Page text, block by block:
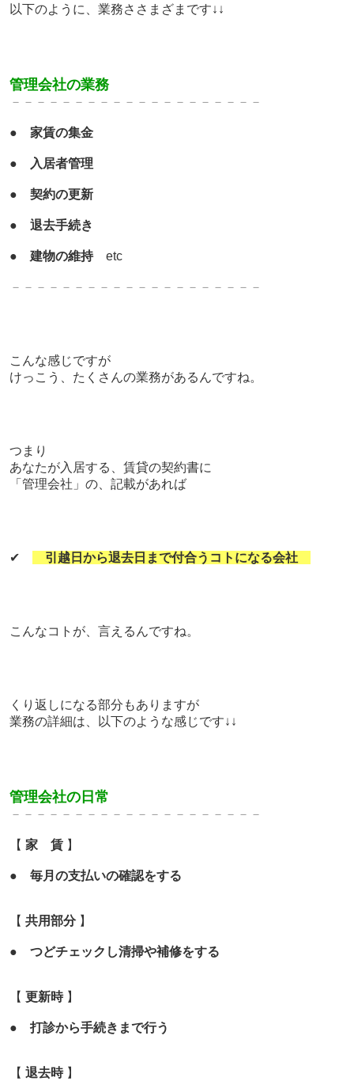
以下のように、業務ささまざまです↓↓
管理会社の業務
－－－－－－－－－－－－－ －－－－－－－
● 家賃の集金
● 入居者管理
● 契約の更新
● 退去手続き
● 建物の維持etc
－－－－－－－－－－－－－ －－－－－－－
こんな感じですが
けっこう、たくさんの業務があるんですね。
つまり
あなたが入居する、賃貸の契約書に
「管理会社」の、記載があれば
✔ 引越日から退去日まで付合うコトになる会社
こんなコトが、言えるんですね。
くり返しになる部分もありますが
業務の詳細は、以下のような感じです↓↓
管理会社の日常
－－－－－－－－－－－－－ －－－－－－－
【 家 賃】
● 毎月の支払いの確認をする
【 共用部分】
● つどチェックし清掃や補修をする
【 更新時】
● 打診から手続きまで行う
【 退去時】